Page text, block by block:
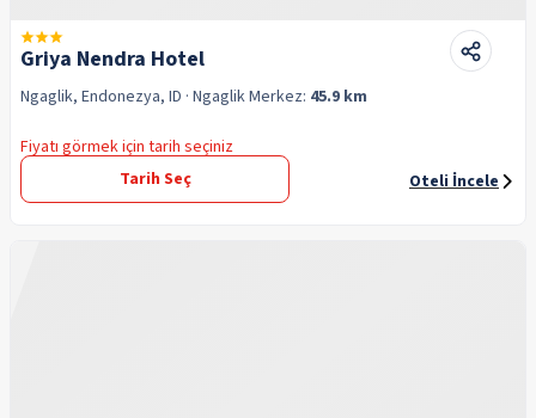
Griya Nendra Hotel
Ngaglik, Endonezya, ID · NgaglikMerkez: 45.9 km
Fiyatı görmek için tarih seçiniz
Tarih Seç
Oteli İncele